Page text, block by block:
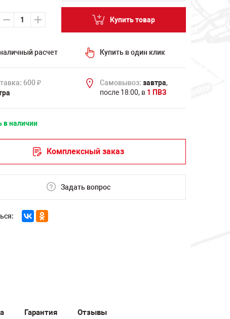
Купить товар
расчет Купить в один клик
600 ₽ Самовывоз: завтра,
после 18:00, в 1 ПВЗ
в наличии
Комплексный заказ
Задать вопрос
Гарантия Отзывы